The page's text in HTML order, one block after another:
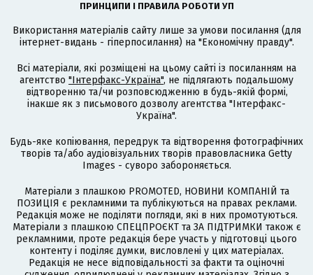
ПРИНЦИПИ І ПРАВИЛА РОБОТИ УП
Використання матеріалів сайту лише за умови посилання (для
інтернет-видань - гіперпосилання) на "Економічну правду".
Всі матеріали, які розміщені на цьому сайті із посиланням на
агентство "Інтерфакс-Україна", не підлягають подальшому
відтворенню та/чи розповсюдженню в будь-якій формі,
інакше як з письмового дозволу агентства "Інтерфакс-
Україна".
Будь-яке копіювання, передрук та відтворення фотографічних
творів та/або аудіовізуальних творів правовласника Getty
Images - суворо забороняється.
Матеріали з плашкою PROMOTED, НОВИНИ КОМПАНІЙ та
ПОЗИЦІЯ є рекламними та публікуються на правах реклами.
Редакція може не поділяти погляди, які в них промотуються.
Матеріали з плашкою СПЕЦПРОЄКТ та ЗА ПІДТРИМКИ також є
рекламними, проте редакція бере участь у підготовці цього
контенту і поділяє думки, висловлені у цих матеріалах.
Редакція не несе відповідальності за факти та оціночні